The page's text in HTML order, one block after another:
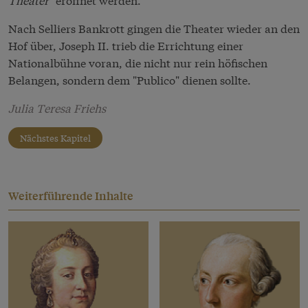
Nach Selliers Bankrott gingen die Theater wieder an den
Hof über, Joseph II. trieb die Errichtung einer
Nationalbühne voran, die nicht nur rein höfischen
Belangen, sondern dem "Publico" dienen sollte.
Julia Teresa Friehs
Nächstes Kapitel
Weiterführende Inhalte